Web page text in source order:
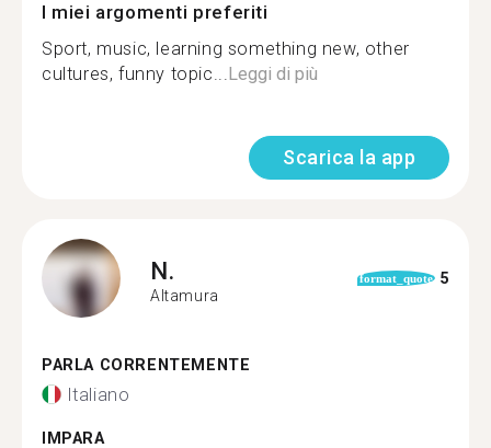
I miei argomenti preferiti
Sport, music, learning something new, other
cultures, funny topic...Leggi di più
Scarica la app
N.
Altamura
format_quote 5
PARLA CORRENTEMENTE
Italiano
IMPARA